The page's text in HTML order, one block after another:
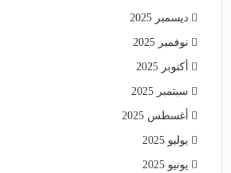
ديسمبر 2025
نوفمبر 2025
أكتوبر 2025
سبتمبر 2025
أغسطس 2025
يوليو 2025
يونيو 2025